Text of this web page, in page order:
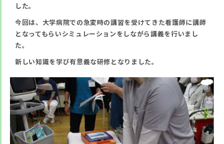
した。
今回は、大学病院での急変時の講習を受けてきた看護師に講師
となってもらいシミュレーションをしながら講義を行いまし
た。
新しい知識を学び有意義な研修となりました。